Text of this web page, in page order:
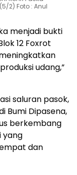
2) Foto : Anul
menjadi bukti
12 Foxrot
udang,”
saluran pasok,
Bumi Dipasena,
berkembang
yang
dan